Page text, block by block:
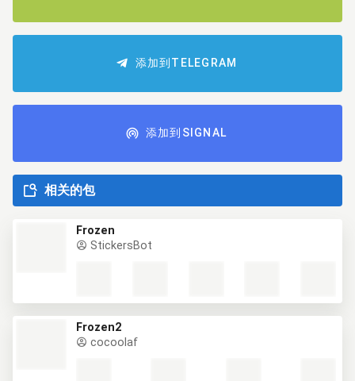
添加到TELEGRAM
添加到SIGNAL
相关的包
Frozen
StickersBot
Frozen2
cocoolaf